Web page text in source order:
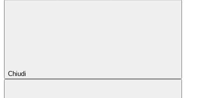
Chiudi